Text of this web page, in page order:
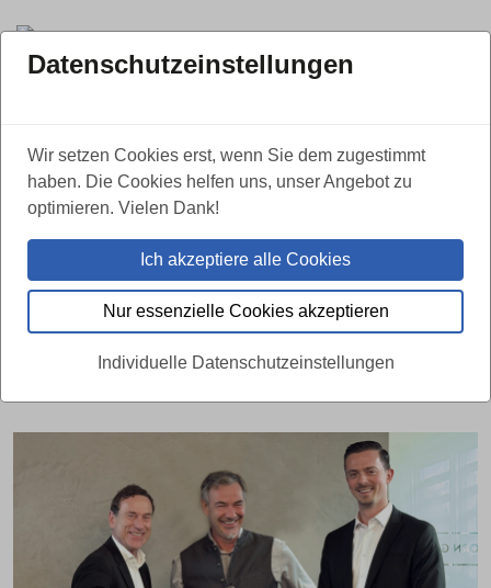
Mit Erfahrung und Vertrauen:
Bestattungshaus Beil in Neustadt
wird Teil der Ahorn Gruppe
Datenschutzeinstellungen
Wir setzen Cookies erst, wenn Sie dem zugestimmt
haben. Die Cookies helfen uns, unser Angebot zu
optimieren. Vielen Dank!
Ich akzeptiere alle Cookies
Nur essenzielle Cookies akzeptieren
Individuelle Datenschutzeinstellungen